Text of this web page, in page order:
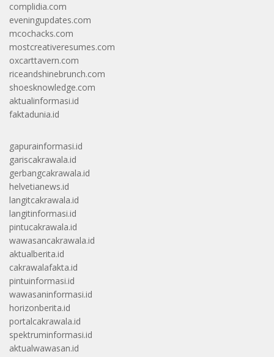
complidia.com
eveningupdates.com
mcochacks.com
mostcreativeresumes.com
oxcarttavern.com
riceandshinebrunch.com
shoesknowledge.com
aktualinformasi.id
faktadunia.id
gapurainformasi.id
gariscakrawala.id
gerbangcakrawala.id
helvetianews.id
langitcakrawala.id
langitinformasi.id
pintucakrawala.id
wawasancakrawala.id
aktualberita.id
cakrawalafakta.id
pintuinformasi.id
wawasaninformasi.id
horizonberita.id
portalcakrawala.id
spektruminformasi.id
aktualwawasan.id